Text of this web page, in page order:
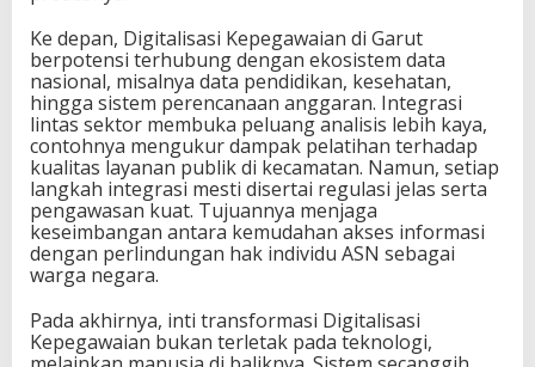
Ke depan, Digitalisasi Kepegawaian di Garut
berpotensi terhubung dengan ekosistem data
nasional, misalnya data pendidikan, kesehatan,
hingga sistem perencanaan anggaran. Integrasi
lintas sektor membuka peluang analisis lebih kaya,
contohnya mengukur dampak pelatihan terhadap
kualitas layanan publik di kecamatan. Namun, setiap
langkah integrasi mesti disertai regulasi jelas serta
pengawasan kuat. Tujuannya menjaga
keseimbangan antara kemudahan akses informasi
dengan perlindungan hak individu ASN sebagai
warga negara.
Pada akhirnya, inti transformasi Digitalisasi
Kepegawaian bukan terletak pada teknologi,